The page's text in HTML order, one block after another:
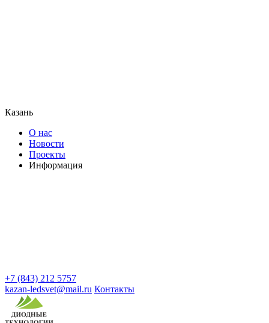
Казань
О нас
Новости
Проекты
Информация
+7 (843) 212 5757
kazan-ledsvet@mail.ru Контакты